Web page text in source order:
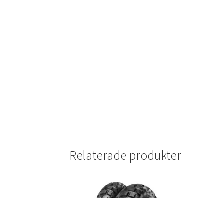
Relaterade produkter